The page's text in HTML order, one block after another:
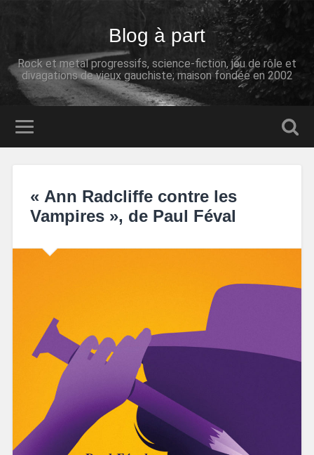
Blog à part
Rock et metal progressifs, science-fiction, jeu de rôle et
divagations de vieux gauchiste; maison fondée en 2002
« Ann Radcliffe contre les
Vampires », de Paul Féval